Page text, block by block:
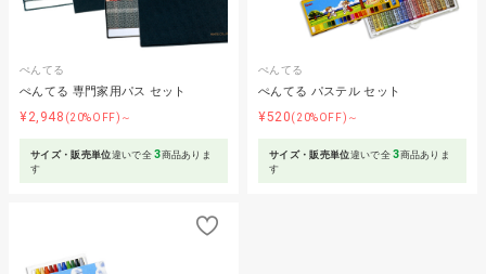
ぺんてる
ぺんてる 専門家用パス セット
¥2,948 (20%OFF)～
サイズ・販売単位違いで全3商品ありま
す
ぺんてる
ぺんてる パステル セット
¥520(20%OFF)～
サイズ・販売単位違いで全3商品ありま
す